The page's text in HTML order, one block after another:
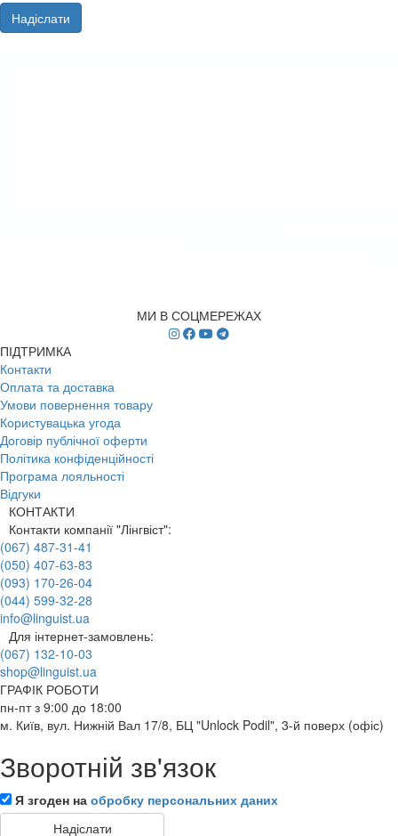
Надіслати
МИ В СОЦМЕРЕЖАХ
ПІДТРИМКА
Контакти
Оплата та доставка
Умови повернення товару
Користувацька угода
Договір публічної оферти
Політика конфіденційності
Програма лояльності
Відгуки
КОНТАКТИ
Контакти компанії "Лінгвіст":
(067) 487-31-41
(050) 407-63-83
(093) 170-26-04
(044) 599-32-28
info@linguist.ua
Для інтернет-замовлень:
(067) 132-10-03
shop@linguist.ua
ГРАФІК РОБОТИ
пн-пт з 9:00 до 18:00
м. Київ, вул. Нижній Вал 17/8, БЦ "Unlock Podil", 3-й поверх (офіс)
Зворотній зв'язок
Я згоден на обробку персональних даних